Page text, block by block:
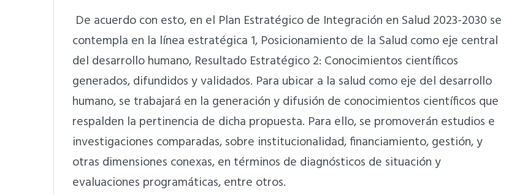
De acuerdo con esto, en el Plan Estratégico de Integración en Salud 2023-2030 se
contempla en la línea estratégica 1, Posicionamiento de la Salud como eje central
del desarrollo humano, Resultado Estratégico 2: Conocimientos científicos
generados, difundidos y validados. Para ubicar a la salud como eje del desarrollo
humano, se trabajará en la generación y difusión de conocimientos científicos que
respalden la pertinencia de dicha propuesta. Para ello, se promoverán estudios e
investigaciones comparadas, sobre institucionalidad, financiamiento, gestión, y
otras dimensiones conexas, en términos de diagnósticos de situación y
evaluaciones programáticas, entre otros.